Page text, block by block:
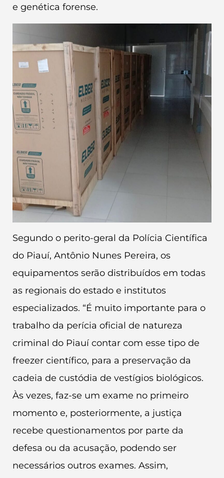
e genética forense.
Segundo o perito-geral da Polícia Científica
do Piauí, Antônio Nunes Pereira, os
equipamentos serão distribuídos em todas
as regionais do estado e institutos
especializados. “É muito importante para o
trabalho da perícia oficial de natureza
criminal do Piauí contar com esse tipo de
freezer científico, para a preservação da
cadeia de custódia de vestígios biológicos.
Às vezes, faz-se um exame no primeiro
momento e, posteriormente, a justiça
recebe questionamentos por parte da
defesa ou da acusação, podendo ser
necessários outros exames. Assim,